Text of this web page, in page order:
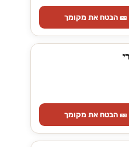
🎫 הבטח את מקומך
🎫 הבטח את מקומך